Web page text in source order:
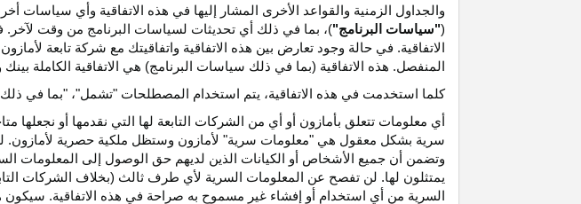
والجداول الزمنية والقواعد الأخرى المشار إليها في هذه الاتفاقية وأي سياسات
("سياسات البرنامج")، بما في ذلك أي تحديثات لسياسات البرنامج من وقت لآخر.
الاتفاقية. في حالة وجود تعارض بين هذه الاتفاقية واتفاقيتك مع شركة تابعة
المنفصل. هذه الاتفاقية (بما في ذلك سياسات البرنامج) هي الاتفاقية الكاملة
كلما استخدمت في هذه الاتفاقية، يتم استخدام المصطلحات "تشمل"، "بما في
أي معلومات تتعلق بأمازون أو أي من الشركات التابعة لها التي نقدمها أو نجعلها
سرية بشكل معقول هي "معلومات سرية" لأمازون وستظل ملكية حصرية لأمازون. لن
وتضمن أن جميع الأشخاص أو الكيانات الذين لديهم حق الوصول إلى المعلومات
يمتثلون لها. لن تفصح عن المعلومات السرية لأي طرف ثالث (بخلاف الشركات
السرية من أي استخدام أو إفشاء غير مسموح به صراحة في هذه الاتفاقية.